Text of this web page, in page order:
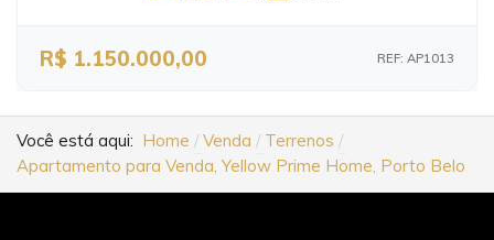
R$ 1.150.000,00 REF: AP1013
Você está aqui: Home Venda
Terrenos
Apartamento para Venda, Yellow Prime Home, Porto Belo